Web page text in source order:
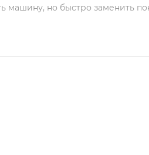
машину, но быстро заменить